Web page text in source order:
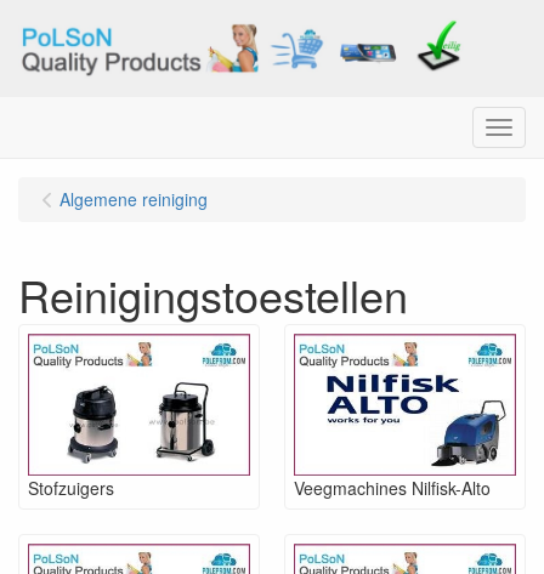
Menu
Algemene reiniging
Reinigingstoestellen
Stofzuigers Veegmachines Nilfisk-Alto